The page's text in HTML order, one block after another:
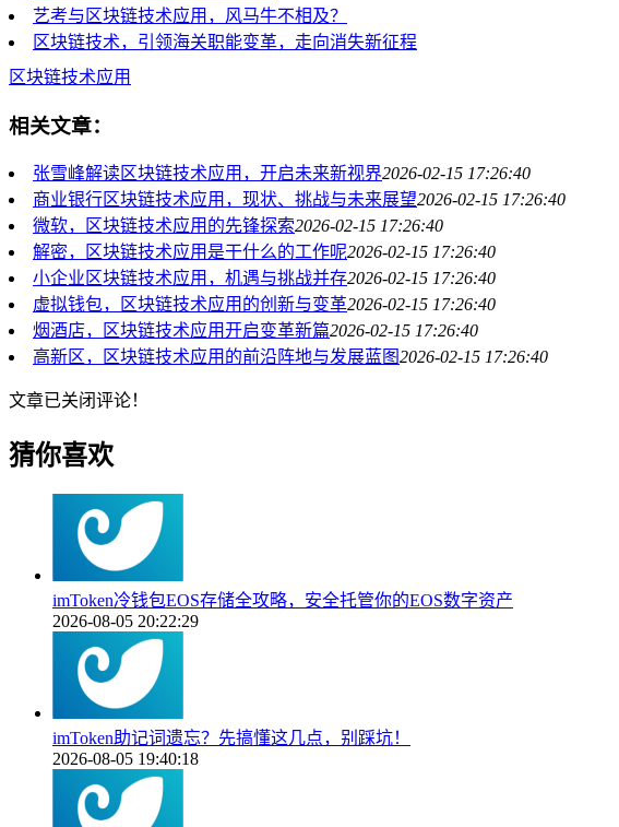
艺考与区块链技术应用，风马牛不相及？
区块链技术，引领海关职能变革，走向消失新征程
区块链技术应用
相关文章：
张雪峰解读区块链技术应用，开启未来新视界2026-02-15 17:26:40
商业银行区块链技术应用，现状、挑战与未来展望2026-02-15 17:26:40
微软，区块链技术应用的先锋探索2026-02-15 17:26:40
解密，区块链技术应用是干什么的工作呢2026-02-15 17:26:40
小企业区块链技术应用，机遇与挑战并存2026-02-15 17:26:40
虚拟钱包，区块链技术应用的创新与变革2026-02-15 17:26:40
烟酒店，区块链技术应用开启变革新篇2026-02-15 17:26:40
高新区，区块链技术应用的前沿阵地与发展蓝图2026-02-15 17:26:40
文章已关闭评论！
猜你喜欢
imToken冷钱包EOS存储全攻略，安全托管你的EOS数字资产
2026-08-05 20:22:29
imToken助记词遗忘？先搞懂这几点，别踩坑！
2026-08-05 19:40:18